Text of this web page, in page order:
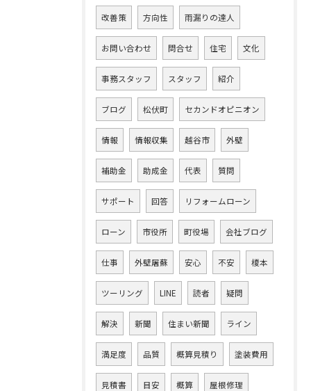
改善策 方向性 雨漏りの達人
お問い合わせ 問合せ 住宅 文化
事務スタッフ スタッフ 紹介
ブログ 松伏町 セカンドオピニオン
情報 情報収集 越谷市 外壁
補助金 助成金 代表 質問
サポート 回答 リフォームローン
ローン 市役所 町役場 会社ブログ
仕事 外壁屠蘇 安心 不安 榎本
ツーリング LINE 読者 疑問
解決 新聞 住まい新聞 ライン
満足度 品質 概算見積り 塗装費用
見積書 目安 概算 屋根修理